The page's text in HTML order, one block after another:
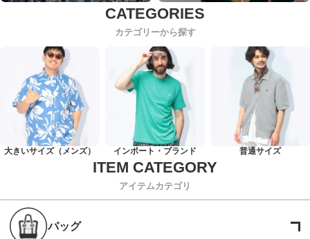
カテゴリーから探す
大きいサイズ（メンズ） インポート・ブランド 普通サイズ
アイテムカテゴリ
バッグ